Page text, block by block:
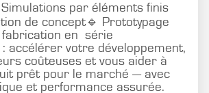
par éléments finis
de concept🔹 Prototypage
en série
accélérer votre développement,
coûteuses et vous aider à
prêt pour le marché — avec
et performance assurée.